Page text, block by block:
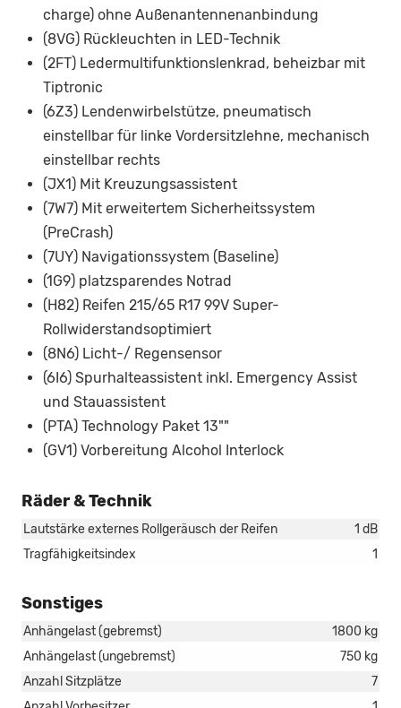
charge) ohne Außenantennenanbindung
(8VG) Rückleuchten in LED-Technik
(2FT) Ledermultifunktionslenkrad, beheizbar mit
Tiptronic
(6Z3) Lendenwirbelstütze, pneumatisch
einstellbar für linke Vordersitzlehne, mechanisch
einstellbar rechts
(JX1) Mit Kreuzungsassistent
(7W7) Mit erweitertem Sicherheitssystem
(PreCrash)
(7UY) Navigationssystem (Baseline)
(1G9) platzsparendes Notrad
(H82) Reifen 215/65 R17 99V Super-
Rollwiderstandsoptimiert
(8N6) Licht-/ Regensensor
(6I6) Spurhalteassistent inkl. Emergency Assist
und Stauassistent
(PTA) Technology Paket 13""
(GV1) Vorbereitung Alcohol Interlock
Räder & Technik
Lautstärke externes Rollgeräusch der Reifen
1 dB
Tragfähigkeitsindex
1
Sonstiges
Anhängelast (gebremst)
1800 kg
Anhängelast (ungebremst)
750 kg
Anzahl Sitzplätze
7